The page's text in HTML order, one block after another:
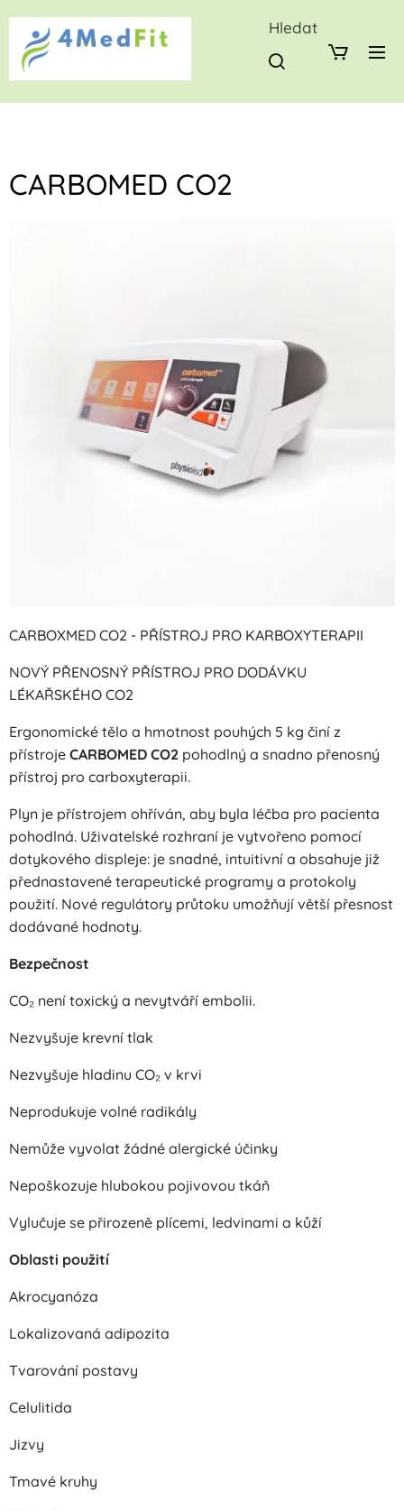
Hledat
CARBOMED CO2
CARBOXMED CO2 - PŘÍSTROJ PRO KARBOXYTERAPII
NOVÝ PŘENOSNÝ PŘÍSTROJ PRO DODÁVKU
LÉKAŘSKÉHO CO2
Ergonomické tělo a hmotnost pouhých 5 kg činí z
přístroje CARBOMED CO2 pohodlný a snadno přenosný
přístroj pro carboxyterapii.
Plyn je přístrojem ohříván, aby byla léčba pro pacienta
pohodlná. Uživatelské rozhraní je vytvořeno pomocí
dotykového displeje: je snadné, intuitivní a obsahuje již
přednastavené terapeutické programy a protokoly
použití. Nové regulátory průtoku umožňují větší přesnost
dodávané hodnoty.
Bezpečnost
CO₂ není toxický a nevytváří embolii.
Nezvyšuje krevní tlak
Nezvyšuje hladinu CO₂ v krvi
Neprodukuje volné radikály
Nemůže vyvolat žádné alergické účinky
Nepoškozuje hlubokou pojivovou tkáň
Vylučuje se přirozeně plícemi, ledvinami a kůží
Oblasti použití
Akrocyanóza
Lokalizovaná adipozita
Tvarování postavy
Celulitida
Jizvy
Tmavé kruhy